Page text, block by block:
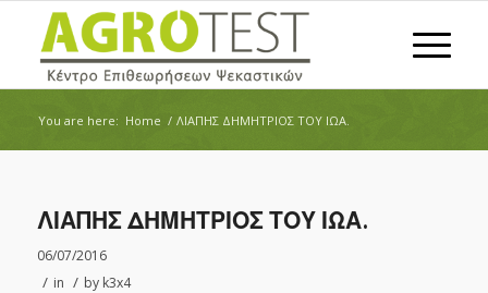
You are here: Home / ΛΙΑΠΗΣ ΔΗΜΗΤΡΙΟΣ ΤΟΥ ΙΩΑ.
ΛΙΑΠΗΣ ΔΗΜΗΤΡΙΟΣ ΤΟΥ ΙΩΑ.
06/07/2016
/ in / by k3x4